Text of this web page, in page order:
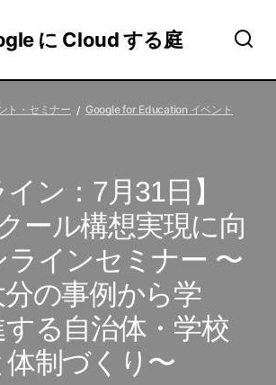
に Cloud する庭
ナー 〜福岡・大分の事例から学ぶ、前
校の連携と体制づくり〜
ト・セミナー Google for Education イベント
イン：7月31日】
ール構想実現に向
ラインセミナー 〜
の事例から学
る自治体・学校
制づくり〜